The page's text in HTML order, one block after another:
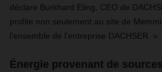
déclare Burkhard Eling, CEO de
profite non seulement au site de
l'ensemble de l'entreprise DACHSER. »
Énergie provenant de